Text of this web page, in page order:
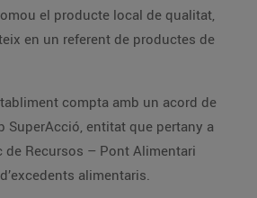
el producte local de qualitat,
en un referent de productes de
compta amb un acord de
SuperAcció, entitat que pertany a
de Recursos – Pont Alimentari
alimentaris.